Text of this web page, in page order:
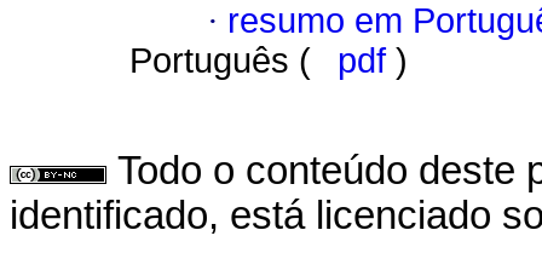
· resumo em
Português (
pdf )
Todo o conteúdo deste
identificado, está licenciado